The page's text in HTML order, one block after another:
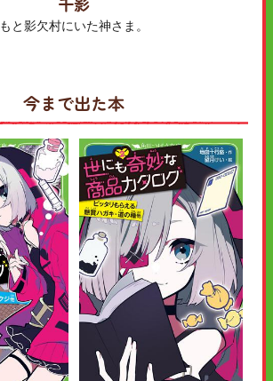
もと影欠村にいた神さま。
今まで出た本